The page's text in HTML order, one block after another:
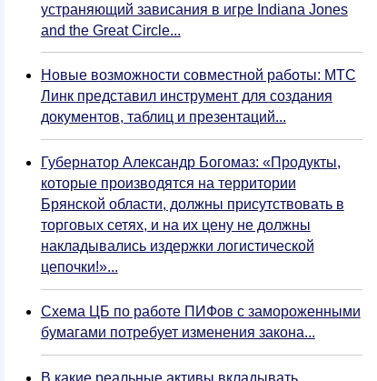
устраняющий зависания в игре Indiana Jones
and the Great Circle...
Новые возможности совместной работы: МТС
Линк представил инструмент для создания
документов, таблиц и презентаций...
Губернатор Александр Богомаз: «Продукты,
которые производятся на территории
Брянской области, должны присутствовать в
торговых сетях, и на их цену не должны
накладывались издержки логистической
цепочки!»...
Схема ЦБ по работе ПИФов с замороженными
бумагами потребует изменения закона...
В какие реальные активы вкладывать